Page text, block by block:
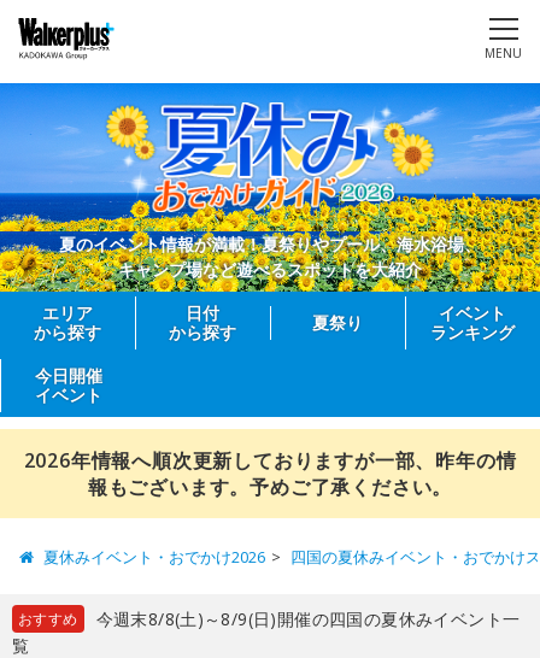
MENU
夏のイベント情報が満載！夏祭りやプール、海水浴場、
キャンプ場など遊べるスポットを大紹介
エリア
から探す
日付
から探す
夏祭り
イベント
ランキング
今日開催
イベント
2026年情報へ順次更新しておりますが一部、昨年の情
報もございます。予めご了承ください。
夏休みイベント・おでかけ2026 四国の夏休みイベント・おでかけ
おすすめ
今週末8/8(土)～8/9(日)開催の四国の夏休みイベント一
覧